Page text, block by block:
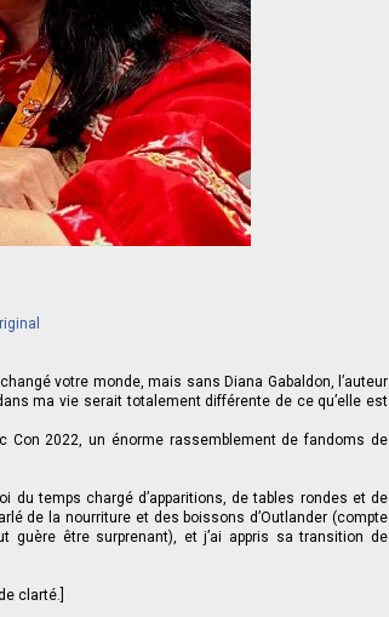
votre monde, mais sans Diana Gabaldon, l’auteur
ma vie serait totalement différente de ce qu’elle est
Con 2022, un énorme rassemblement de fandoms de
du temps chargé d’apparitions, de tables rondes et de
de la nourriture et des boissons d’Outlander (compte
guère être surprenant), et j’ai appris sa transition de
clarté.]